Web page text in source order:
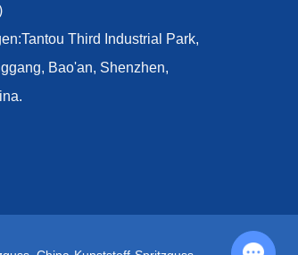
Third Industrial Park,
Bao'an, Shenzhen,
Chat with Us